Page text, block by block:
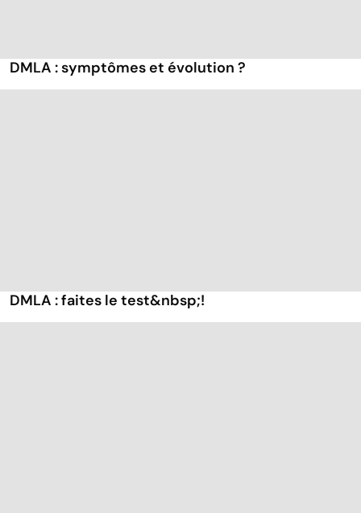
DMLA : symptômes et évolution ?
DMLA : faites le test&nbsp;!